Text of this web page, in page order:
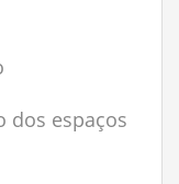
dos espaços